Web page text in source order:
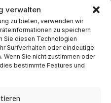
verwalten
zu bieten, verwenden wir
zu speichern
Sie diesen Technologien
Surfverhalten oder eindeutige
Wenn Sie nicht zustimmen oder
bestimmte Features und